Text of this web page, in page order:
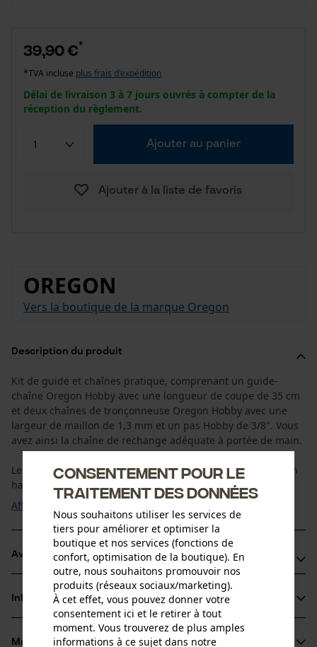
39,90 €*
*TVA incluse plus frais d'expédition
Délai de livraison 3 à 7 jours ouvrés à compter de la
réception du règlement.
Ajouter au panier
Ajouter à la liste de favoris
OREGON
Vers la boutique de la marque Oregon
Description du produit
Kit de guide et chaînes pratique, comprenant un guide-
chaîne Oregon Hobby avec une longueur de coupe de 35 cm
et deux chaînes de tronçonneuse Oregon Hobby avec une
largeur de maillon de 1,3 mm et un pas Hobby de 3/8". Vous
avez ainsi la chaîne de rechange adéquate à portée de main.
Le guide-chaîne Oregon Hobby se distingue surtout par son
haut niveau de stabilité, sa ...
Afficher plus
Avantages du produit
Amélioration des performances de coupe et de la durée
de vie du guide et de la chaîne de tronçonneuse grâce à un
dispositif de blocage qui maintient le lubrifiant exactement
là où il est nécessaire.
Informations sur le produit
Matériau & entretien
Consentement pour le
traitement des données
Nous souhaitons utiliser les services de
tiers pour améliorer et optimiser la
boutique et nos services (fonctions de
confort, optimisation de la boutique). En
outre, nous souhaitons promouvoir nos
produits (réseaux sociaux/marketing).
À cet effet, vous pouvez donner votre
consentement ici et le retirer à tout
moment. Vous trouverez de plus amples
informations à ce sujet dans notre